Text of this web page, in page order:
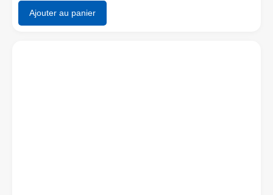
Ajouter au panier